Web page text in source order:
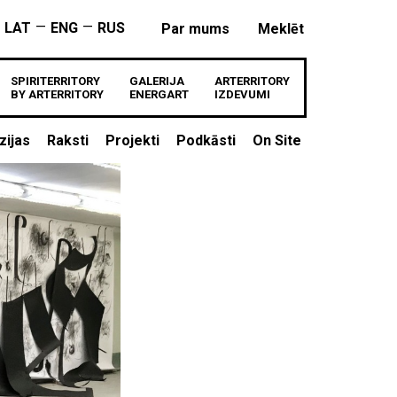
Par mums Meklēt
LAT — ENG — RUS
SPIRITERRITORY
BY ARTERRITORY
GALERIJA
ENERGART
ARTERRITORY
IZDEVUMI
Raksti Projekti Podkāsti On Site